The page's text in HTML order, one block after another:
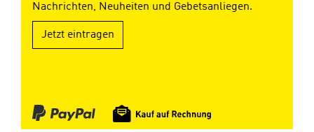
Nachrichten, Neuheiten und Gebetsanliegen.
Jetzt eintragen